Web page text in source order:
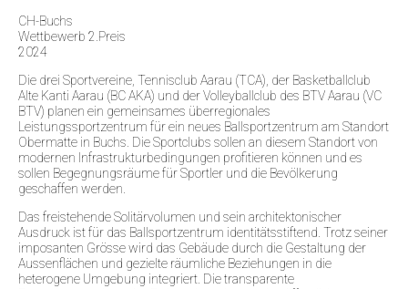
CH-Buchs
Wettbewerb 2.Preis
2024
Die drei Sportvereine, Tennisclub Aarau (TCA), der Basketballclub
Alte Kanti Aarau (BC AKA) und der Volleyballclub des BTV Aarau (VC
BTV) planen ein gemeinsames überregionales
Leistungssportzentrum für ein neues Ballsportzentrum am Standort
Obermatte in Buchs. Die Sportclubs sollen an diesem Standort von
modernen Infrastrukturbedingungen profitieren können und es
sollen Begegnungsräume für Sportler und die Bevölkerung
geschaffen werden.
Das freistehende Solitärvolumen und sein architektonischer
Ausdruck ist für das Ballsportzentrum identitätsstiftend. Trotz seiner
imposanten Grösse wird das Gebäude durch die Gestaltung der
Aussenflächen und gezielte räumliche Beziehungen in die
heterogene Umgebung integriert. Die transparente